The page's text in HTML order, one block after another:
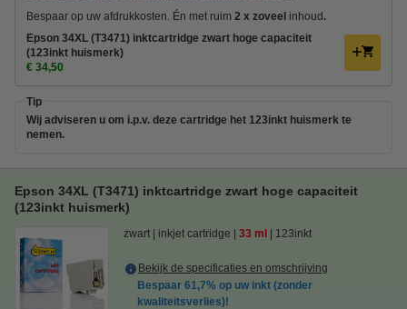
Bespaar op uw afdrukkosten. Én met ruim 2 x zoveel inhoud .
Epson 34XL (T3471) inktcartridge zwart hoge capaciteit
(123inkt huismerk)
€ 34,50
Tip
Wij adviseren u om i.p.v. deze cartridge het 123inkt huismerk te
nemen.
Epson 34XL (T3471) inktcartridge zwart hoge capaciteit
(123inkt huismerk)
zwart inkjet cartridge 33 ml 123inkt
Bekijk de specificaties en omschrijving
Bespaar 61,7% op uw inkt (zonder
kwaliteitsverlies)!